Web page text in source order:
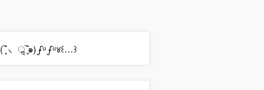
(‾͈̑ ◟ ॢ‾͈̑๑)ഽ̵ᵘഽ̵ᵘ४꒰…꒱